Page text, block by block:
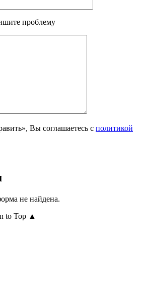
проблему
Вы соглашаетесь с политикой
не найдена.
to Top ▲